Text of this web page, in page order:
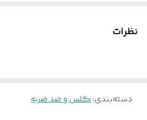
طور کامل صفحه نمایش گوشی شما را می
به همین خاطر به خوبی روی صفحه نمایش
نظرات
دسته‌بندی:گلس و ضد ضربه